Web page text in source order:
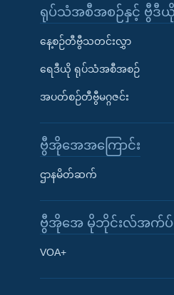
Learning English
ရုပ်သံအစီအစဉ်နှင့် ဗွီဒီယို
နေ့စဉ်တီဗွီသတင်းလွှာ
ရေဒီယို ရုပ်သံအစီအစဉ်
အပတ်စဉ်တီဗွီမဂ္ဂဇင်း
ဗွီအိုအေအကြောင်း
ဌာနမိတ်ဆက်
ဗွီအိုအေ မိုဘိုင်းလ်အက်ပ်မ
VOA+